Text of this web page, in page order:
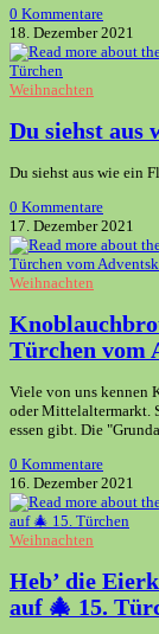
0 Kommentare
18. Dezember 2021
Weihnachten
Du siehst aus
Du siehst aus wie ein
0 Kommentare
17. Dezember 2021
Weihnachten
Türchen vom
Viele von uns kennen
oder Mittelaltermarkt.
essen gibt. Die
0 Kommentare
16. Dezember 2021
Weihnachten
Heb’ die
auf 🎄 15.